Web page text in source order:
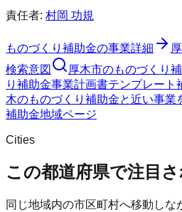
責任者: 村岡 功規
ものづくり補助金の事業詳細
検索意図
厚木市のものづくり
り補助金事業計画書テンプレート
木のものづくり補助金と近い事業
補助金地域ページ
Cities
この都道府県で注目
同じ地域内の市区町村へ移動しな